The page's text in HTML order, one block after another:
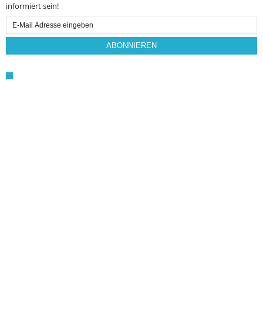
informiert sein!
Email
Subscription
ABONNIEREN